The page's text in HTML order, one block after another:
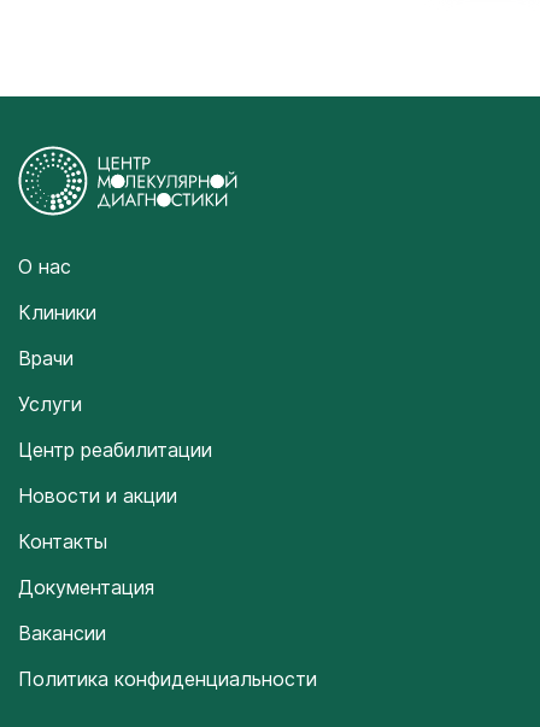
О нас
Клиники
Врачи
Услуги
Центр реабилитации
Новости и акции
Контакты
Документация
Вакансии
Политика конфиденциальности